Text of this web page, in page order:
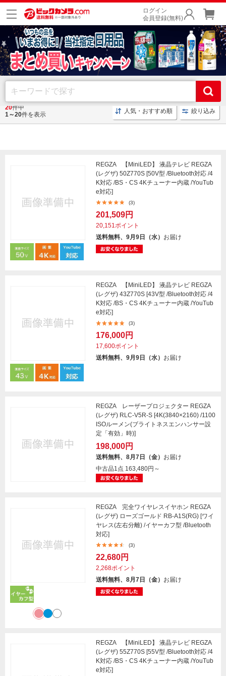
ログイン
会員登録(無料)
トップ
20件中
1～20件を表示 人気・おすすめ順 絞り込み
REGZA 【MiniLED】 液晶テレビ REGZA
(レグザ) 50Z770S [50V型 /Bluetooth対応 /4
K対応 /BS・CS 4Kチューナー内蔵 /YouTub
e対応]
(3)
201,509円
20,151ポイント
送料無料、9月9日（水） お届け
REGZA 【MiniLED】 液晶テレビ REGZA
(レグザ) 43Z770S [43V型 /Bluetooth対応 /4
K対応 /BS・CS 4Kチューナー内蔵 /YouTub
e対応]
(3)
176,000円
17,600ポイント
送料無料、9月9日（水） お届け
REGZA レーザープロジェクター REGZA
(レグザ) RLC-V5R-S [4K(3840×2160) /1100
ISOルーメン(ブライトネスエンハンサー設
定「有効」時)]
198,000円
送料無料、8月7日（金） お届け
中古品1点 163,480円～
REGZA 完全ワイヤレスイヤホン REGZA
(レグザ) ローズゴールド RB-A1S(RG) [ワイ
ヤレス(左右分離) /イヤーカフ型 /Bluetooth
対応]
(3)
22,680円
2,268ポイント
送料無料、8月7日（金） お届け
REGZA 【MiniLED】 液晶テレビ REGZA
(レグザ) 55Z770S [55V型 /Bluetooth対応 /4
K対応 /BS・CS 4Kチューナー内蔵 /YouTub
e対応]